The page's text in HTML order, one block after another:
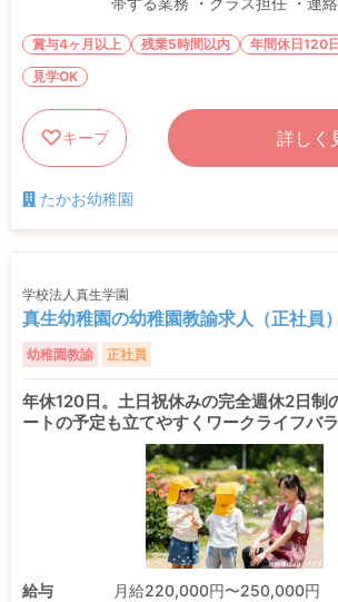
賞与4ヶ月以上 残業5時間以内 年間休日120
見学OK
キープ 詳しく
たかお幼稚園
学校法人真生学園
真生幼稚園の幼稚園教諭求人（正社員）
幼稚園教諭 正社員
年休120日。土日祝休みの完全週休2日制
ートの予定も立てやすくワークライフバ
給与
月給220,000円〜250,000円